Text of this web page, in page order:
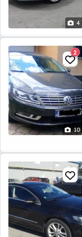
4
10
2